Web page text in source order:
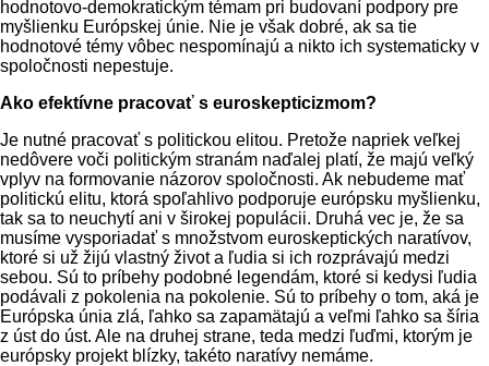
hodnotovo-demokratickým témam pri budovaní podpory pre
myšlienku Európskej únie. Nie je však dobré, ak sa tie
hodnotové témy vôbec nespomínajú a nikto ich systematicky v
spoločnosti nepestuje.
Ako efektívne pracovať s euroskepticizmom?
Je nutné pracovať s politickou elitou. Pretože napriek veľkej
nedôvere voči politickým stranám naďalej platí, že majú veľký
vplyv na formovanie názorov spoločnosti. Ak nebudeme mať
politickú elitu, ktorá spoľahlivo podporuje európsku myšlienku,
tak sa to neuchytí ani v širokej populácii. Druhá vec je, že sa
musíme vysporiadať s množstvom euroskeptických naratívov,
ktoré si už žijú vlastný život a ľudia si ich rozprávajú medzi
sebou. Sú to príbehy podobné legendám, ktoré si kedysi ľudia
podávali z pokolenia na pokolenie. Sú to príbehy o tom, aká je
Európska únia zlá, ľahko sa zapamätajú a veľmi ľahko sa šíria
z úst do úst. Ale na druhej strane, teda medzi ľuďmi, ktorým je
európsky projekt blízky, takéto naratívy nemáme.